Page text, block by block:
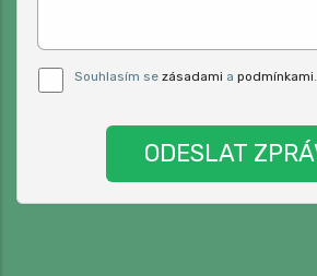
Pro odeslání musite odsouhlasit naše
podmínky.
Souhlasím se zásadami a podmínkami.